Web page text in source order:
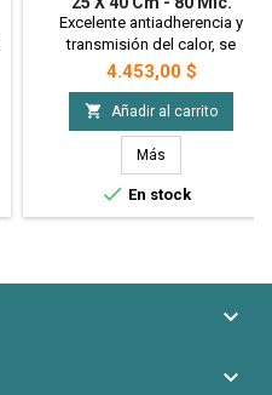
Excelente antiadherencia y
transmisión del calor, se
recomendamos este tamaño
para el horno, aunque todas
funcionan perfectamente. Impide
que lo que quieras hornear, se
pegue en la asadera. 25 x 40 cm.
80 Micrones
Precio
4.453,00 $
 Añadir al carrito
Más
 En stock

